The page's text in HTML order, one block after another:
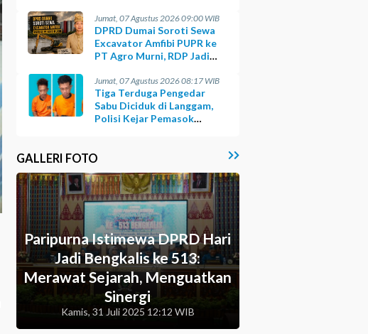
Jumat, 07 Agustus 2026 09:00 WIB
DPRD Dumai Soroti Sewa
Excavator Amfibi PUPR ke
PT Agro Murni, RDP Jadi
Jumat, 07 Agustus 2026 08:17 WIB
Tiga Terduga Pengedar
Sabu Diciduk di Langgam,
Polisi Kejar Pemasok
GALLERI FOTO
Paripurna Istimewa DPRD Hari
Jadi Bengkalis ke 513:
Merawat Sejarah, Menguatkan
Sinergi
Kamis, 31 Juli 2025 12:12 WIB